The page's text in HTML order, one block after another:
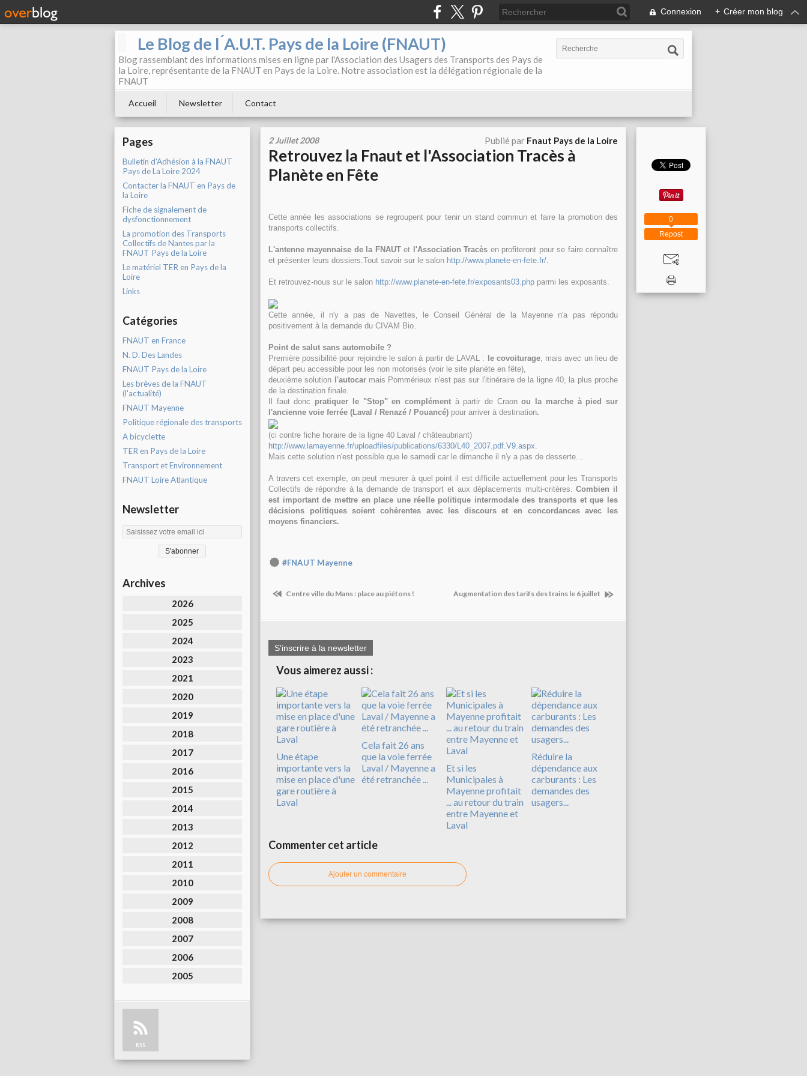
Connexion + Créer mon blog
Le Blog de l ́A.U.T. Pays de la Loire (FNAUT)
Blog rassemblant des informations mises en ligne par l'Association des Usagers des Transports des Pays de
la Loire, représentante de la FNAUT en Pays de la Loire. Notre association est la délégation régionale de la
FNAUT
Accueil Newsletter Contact
Pages
Bulletin d'Adhésion à la FNAUT
Pays de La Loire 2024
Contacter la FNAUT en Pays de
la Loire
Fiche de signalement de
dysfonctionnement
La promotion des Transports
Collectifs de Nantes par la
FNAUT Pays de la Loire
Le matériel TER en Pays de la
Loire
Links
Catégories
FNAUT en France
N. D. Des Landes
FNAUT Pays de la Loire
Les brèves de la FNAUT
(l'actualité)
FNAUT Mayenne
Politique régionale des transports
A bicyclette
TER en Pays de la Loire
Transport et Environnement
FNAUT Loire Atlantique
Newsletter
Archives
2026
2025
2024
2023
2021
2020
2019
2018
2017
2016
2015
2014
2013
2012
2011
2010
2009
2008
2007
2006
2005
RSS
2 Juillet 2008 Publié par Fnaut Pays de la Loire
Retrouvez la Fnaut et l'Association Tracès à
Planète en Fête
Cette année les associations se regroupent pour tenir un stand commun et faire la promotion des
transports collectifs.
L'antenne mayennaise de la FNAUTet l'Association Tracès en profiteront pour se faire connaître
et présenter leurs dossiers.Tout savoir sur le salon http://www.planete-en-fete.fr/.
Et retrouvez-nous sur le salon http://www.planete-en-fete.fr/exposants03.php parmi les exposants.
Cette année, il n'y a pas de Navettes, le Conseil Général de la Mayenne n'a pas répondu
positivement à la demande du CIVAM Bio.
Point de salut sans automobile ?
Première possibilité pour rejoindre le salon à partir de LAVAL :
le covoiturage, mais avec un lieu de
départ peu accessible pour les non motorisés (voir le site planète en fête),
deuxième solution l'autocarmais Pommérieux n'est pas sur l'itinéraire de la ligne 40, la plus proche
de la destination finale.
Il faut donc pratiquer le "Stop" en complémentà partir de Craonou la marche à pied sur
l'ancienne voie ferrée (Laval / Renazé / Pouancé) pour arriver à destination.
(ci contre fiche horaire de la ligne 40 Laval / châteaubriant)
http://www.lamayenne.fr/uploadfiles/publications/6330/L40_2007.pdf.V9.aspx
Mais cette solution n'est possible que le samedi car le dimanche il n'y a pas de desserte...
A travers cet exemple, on peut mesurer à quel point il est difficile actuellement pour les Transports
Collectifs de répondre à la demande de transport et aux déplacements multi-critères.Combien il
est important de mettre en place une réelle politique intermodale des transports et que les
décisions politiques soient cohérentes avec les discours et en concordances avec les
moyens financiers.
#FNAUT Mayenne
Centre ville du Mans : place au piétons ! Augmentation des tarifs des trains le 6 juillet
S'inscrire à la newsletter
Vous aimerez aussi :
Une étape
importante vers la
mise en place d'une
gare routière à
Laval
Cela fait 26 ans
que la voie ferrée
Laval / Mayenne a
été retranchée ...
Et si les
Municipales à
Mayenne profitait
... au retour du train
entre Mayenne et
Laval
Réduire la
dépendance aux
carburants : Les
demandes des
usagers...
Commenter cet article
Ajouter un commentaire
Repost
0